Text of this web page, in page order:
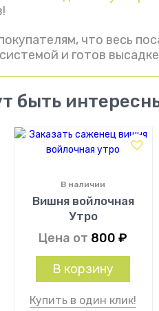
что весь
и готов
быть
Вишня войлочная
Утро
В наличии
Цена от 800₽
В корзину
Купить в один клик!